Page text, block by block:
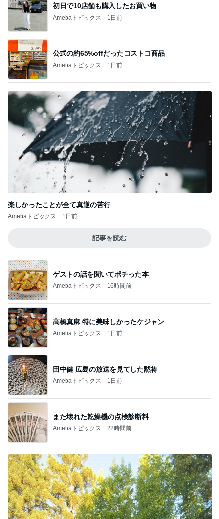
初日で10店舗も購入したお買い物
Amebaトピックス 1日前
公式の約65%offだったコストコ商品
Amebaトピックス 1日前
楽しかったことが全て真逆の苦行
Amebaトピックス 1日前
記事を読む
ゲストの話を聞いてポチった本
Amebaトピックス 16時間前
高橋真麻 特に美味しかったケジャン
Amebaトピックス 1日前
田中健 広島の放送を見てした黙祷
Amebaトピックス 1日前
また壊れた乾燥機の点検診断料
Amebaトピックス 22時間前